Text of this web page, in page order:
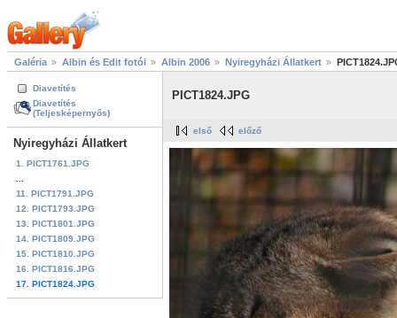
Galéria Albin és Edit fotói Albin 2006 Nyiregyházi Állatkert
Diavetítés
Diavetítés
(Teljesképernyős)
Nyiregyházi Állatkert
1. PICT1761.JPG
11. PICT1791.JPG
12. PICT1793.JPG
13. PICT1801.JPG
14. PICT1809.JPG
15. PICT1810.JPG
16. PICT1816.JPG
17. PICT1824.JPG
PICT1824.JPG
első előző